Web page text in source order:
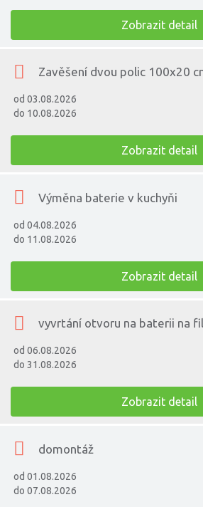
Zobrazit detail
Zavěšení dvou polic 100x20
od 03.08.2026
do 10.08.2026
Zobrazit detail
Výměna baterie v kuchyňi
od 04.08.2026
do 11.08.2026
Zobrazit detail
vyvrtání otvoru na baterii na
od 06.08.2026
do 31.08.2026
Zobrazit detail
domontáž
od 01.08.2026
do 07.08.2026